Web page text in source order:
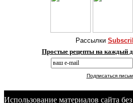
Рассылки
Простые рецепты на каждый
Подписаться
Использование материалов сайта